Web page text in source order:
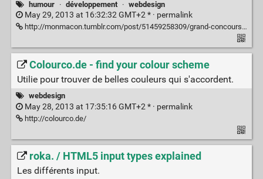
humour · développement · webdesign
May 29, 2013 at 16:32:32 GMT+2 * · permalink
http://monmacon.tumblr.com/post/51459258309/grand-concours-pour-realiser-laffiche-flyer-logo
Colourco.de - find your colour scheme
Utilie pour trouver de belles couleurs qui s'accordent.
webdesign
May 28, 2013 at 17:35:16 GMT+2 * · permalink
http://colourco.de/
roka. / HTML5 input types explained
Les différents input.